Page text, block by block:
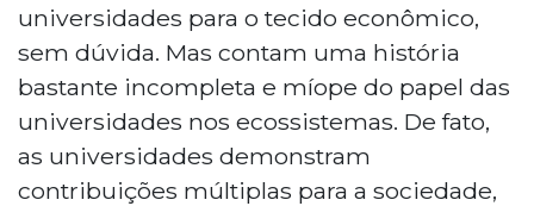
universidades para o tecido econômico,
sem dúvida. Mas contam uma história
bastante incompleta e míope do papel das
universidades nos ecossistemas. De fato,
as universidades demonstram
contribuições múltiplas para a sociedade,